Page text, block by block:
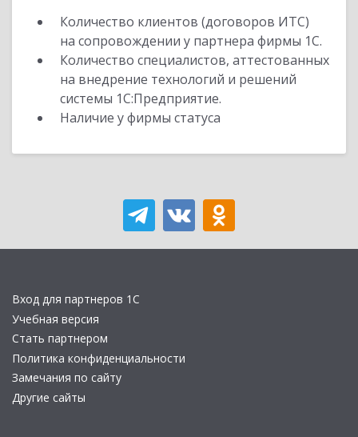
Количество клиентов (договоров ИТС)
на сопровождении у партнера фирмы 1С.
Количество специалистов, аттестованных
на внедрение технологий и решений
системы 1С:Предприятие.
Наличие у фирмы статуса
Вход для партнеров 1С
Учебная версия
Стать партнером
Политика конфиденциальности
Замечания по сайту
Другие сайты